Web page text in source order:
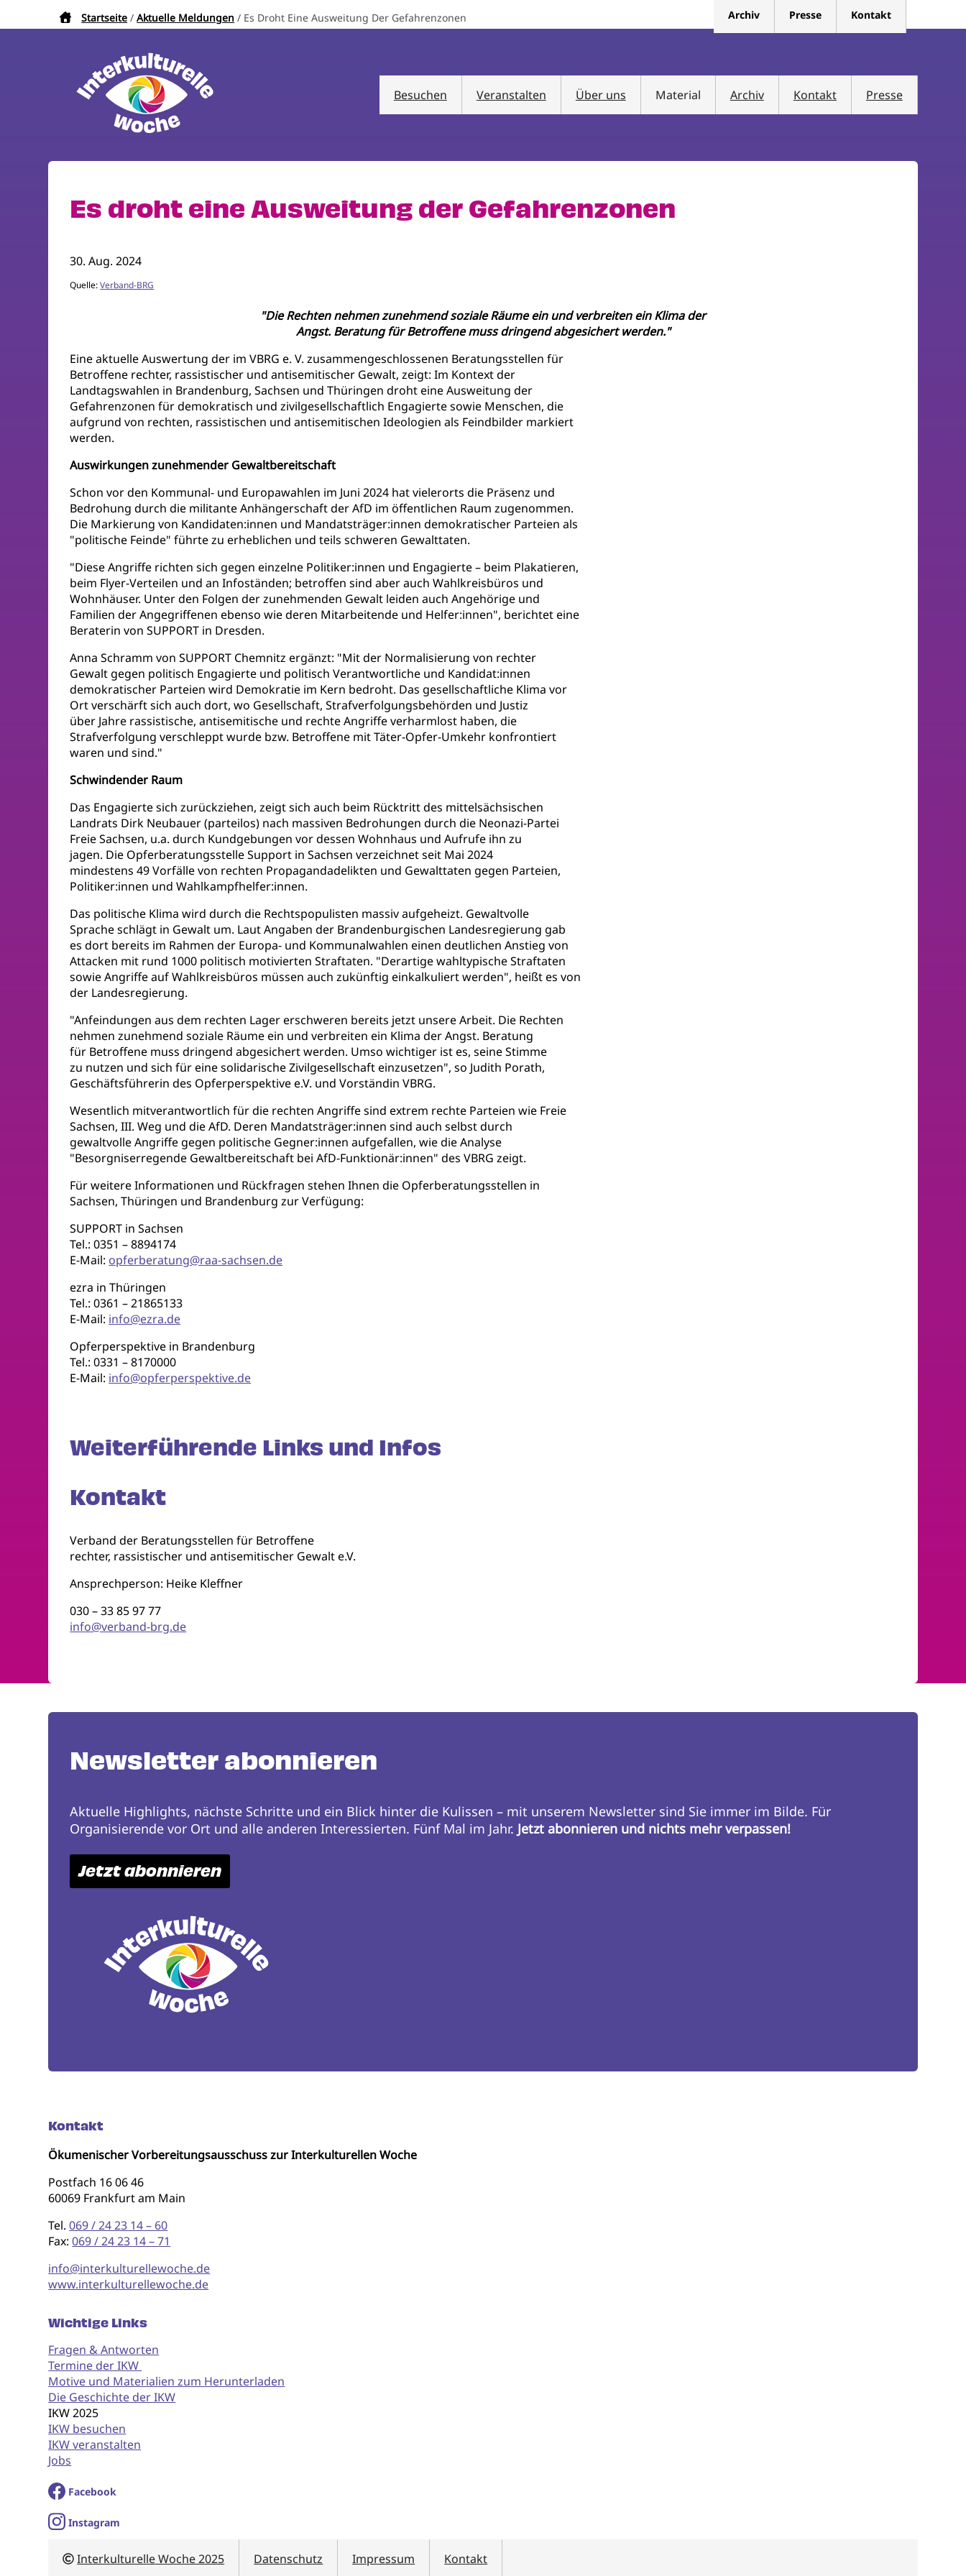
Pfadnavigation
Startseite Aktuelle Meldungen Es Droht Eine Ausweitung Der Gefahrenzonen Archiv Presse Kontakt
Besuchen Veranstalten Über uns Material Archiv Kontakt Presse
Es droht eine Ausweitung der Gefahrenzonen
30. Aug. 2024
Quelle:Verband-BRG
"Die Rechten nehmen zunehmend soziale Räume ein und verbreiten ein Klima der
Angst. Beratung für Betroffene muss dringend abgesichert werden."
Eine aktuelle Auswertung der im VBRG e. V. zusammengeschlossenen Beratungsstellen für
Betroffene rechter, rassistischer und antisemitischer Gewalt, zeigt: Im Kontext der
Landtagswahlen in Brandenburg, Sachsen und Thüringen droht eine Ausweitung der
Gefahrenzonen für demokratisch und zivilgesellschaftlich Engagierte sowie Menschen, die
aufgrund von rechten, rassistischen und antisemitischen Ideologien als Feindbilder markiert
werden.
Auswirkungen zunehmender Gewaltbereitschaft
Schon vor den Kommunal- und Europawahlen im Juni 2024 hat vielerorts die Präsenz und
Bedrohung durch die militante Anhängerschaft der AfD im öffentlichen Raum zugenommen.
Die Markierung von Kandidaten:innen und Mandatsträger:innen demokratischer Parteien als
"politische Feinde" führte zu erheblichen und teils schweren Gewalttaten.
"Diese Angriffe richten sich gegen einzelne Politiker:innen und Engagierte – beim Plakatieren,
beim Flyer-Verteilen und an Infoständen; betroffen sind aber auch Wahlkreisbüros und
Wohnhäuser. Unter den Folgen der zunehmenden Gewalt leiden auch Angehörige und
Familien der Angegriffenen ebenso wie deren Mitarbeitende und Helfer:innen", berichtet eine
Beraterin von SUPPORT in Dresden.
Anna Schramm von SUPPORT Chemnitz ergänzt: "Mit der Normalisierung von rechter
Gewalt gegen politisch Engagierte und politisch Verantwortliche und Kandidat:innen
demokratischer Parteien wird Demokratie im Kern bedroht. Das gesellschaftliche Klima vor
Ort verschärft sich auch dort, wo Gesellschaft, Strafverfolgungsbehörden und Justiz
über Jahre rassistische, antisemitische und rechte Angriffe verharmlost haben, die
Strafverfolgung verschleppt wurde bzw. Betroffene mit Täter-Opfer-Umkehr konfrontiert
waren und sind."
Schwindender Raum
Das Engagierte sich zurückziehen, zeigt sich auch beim Rücktritt des mittelsächsischen
Landrats Dirk Neubauer (parteilos) nach massiven Bedrohungen durch die Neonazi-Partei
Freie Sachsen, u.a. durch Kundgebungen vor dessen Wohnhaus und Aufrufe ihn zu
jagen. Die Opferberatungsstelle Support in Sachsen verzeichnet seit Mai 2024
mindestens 49 Vorfälle von rechten Propagandadelikten und Gewalttaten gegen Parteien,
Politiker:innen und Wahlkampfhelfer:innen.
Das politische Klima wird durch die Rechtspopulisten massiv aufgeheizt. Gewaltvolle
Sprache schlägt in Gewalt um. Laut Angaben der Brandenburgischen Landesregierung gab
es dort bereits im Rahmen der Europa- und Kommunalwahlen einen deutlichen Anstieg von
Attacken mit rund 1000 politisch motivierten Straftaten. "Derartige wahltypische Straftaten
sowie Angriffe auf Wahlkreisbüros müssen auch zukünftig einkalkuliert werden", heißt es von
der Landesregierung.
"Anfeindungen aus dem rechten Lager erschweren bereits jetzt unsere Arbeit. Die Rechten
nehmen zunehmend soziale Räume ein und verbreiten ein Klima der Angst. Beratung
für Betroffene muss dringend abgesichert werden. Umso wichtiger ist es, seine Stimme
zu nutzen und sich für eine solidarische Zivilgesellschaft einzusetzen", so Judith Porath,
Geschäftsführerin des Opferperspektive e.V. und Vorständin VBRG.
Wesentlich mitverantwortlich für die rechten Angriffe sind extrem rechte Parteien wie Freie
Sachsen, III. Weg und die AfD. Deren Mandatsträger:innen sind auch selbst durch
gewaltvolle Angriffe gegen politische Gegner:innen aufgefallen, wie die Analyse
"Besorgniserregende Gewaltbereitschaft bei AfD-Funktionär:innen" des VBRG zeigt.
Für weitere Informationen und Rückfragen stehen Ihnen die Opferberatungsstellen in
Sachsen, Thüringen und Brandenburg zur Verfügung:
SUPPORT in Sachsen
Tel.: 0351 – 8894174
E-Mail: opferberatung@raa-sachsen.de
ezra in Thüringen
Tel.: 0361 – 21865133
E-Mail: info@ezra.de
Opferperspektive in Brandenburg
Tel.: 0331 – 8170000
E-Mail: info@opferperspektive.de
Weiterführende Links und Infos
Kontakt
Verband der Beratungsstellen für Betroffene
rechter, rassistischer und antisemitischer Gewalt e.V.
Ansprechperson: Heike Kleffner
030 – 33 85 97 77
info@verband-brg.de
Newsletter abonnieren
Aktuelle Highlights, nächste Schritte und ein Blick hinter die Kulissen – mit unserem Newsletter sind Sie immer im Bilde. Für
Organisierende vor Ort und alle anderen Interessierten. Fünf Mal im Jahr. Jetzt abonnieren und nichts mehr verpassen!
Jetzt abonnieren
Kontakt
Ökumenischer Vorbereitungsausschuss zur Interkulturellen Woche
Postfach 16 06 46
60069 Frankfurt am Main
Tel.069 / 24 23 14 – 60
Fax:069 / 24 23 14 – 71
info@interkulturellewoche.de
www.interkulturellewoche.de
Wichtige Links
Fragen & Antworten
Termine der IKW
Motive und Materialien zum Herunterladen
Die Geschichte der IKW
IKW 2025
IKW besuchen
IKW veranstalten
Jobs
Facebook
Instagram
Interkulturelle Woche 2025 Datenschutz Impressum Kontakt